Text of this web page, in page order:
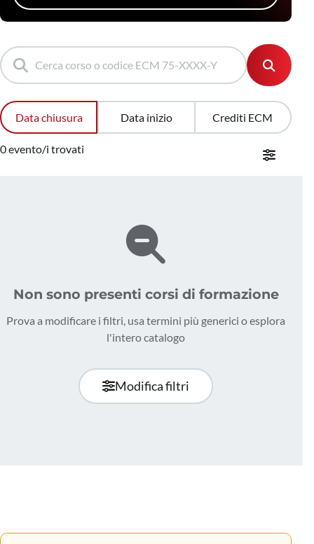
Data chiusura Data inizio Crediti ECM
0 evento/i trovati
Non sono presenti corsi di formazione
Prova a modificare i filtri, usa termini più generici o esplora
l'intero catalogo
Modifica filtri